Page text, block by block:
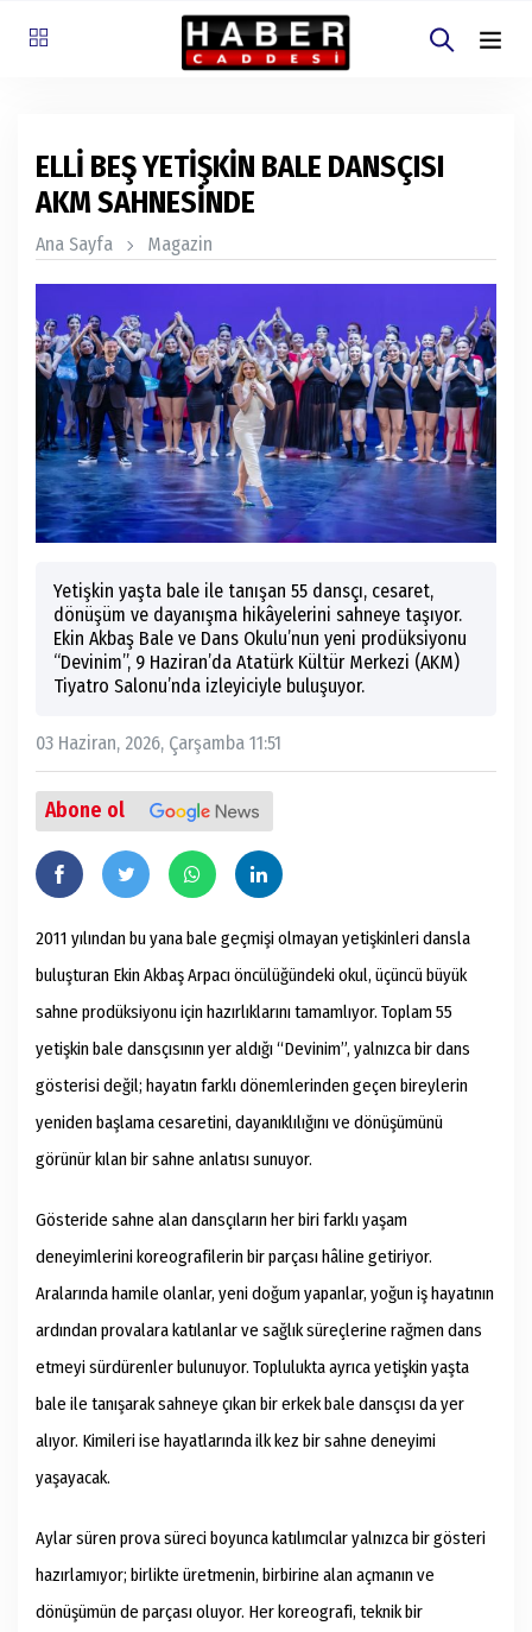
ELLİ BEŞ YETİŞKİN BALE DANSÇISI
AKM SAHNESİNDE
Ana Sayfa Magazin
Yetişkin yaşta bale ile tanışan 55 dansçı, cesaret,
dönüşüm ve dayanışma hikâyelerini sahneye taşıyor.
Ekin Akbaş Bale ve Dans Okulu’nun yeni prodüksiyonu
“Devinim”, 9 Haziran’da Atatürk Kültür Merkezi (AKM)
Tiyatro Salonu’nda izleyiciyle buluşuyor.
03 Haziran, 2026, Çarşamba 11:51
Abone ol
2011 yılından bu yana bale geçmişi olmayan yetişkinleri dansla
buluşturan Ekin Akbaş Arpacı öncülüğündeki okul, üçüncü büyük
sahne prodüksiyonu için hazırlıklarını tamamlıyor. Toplam 55
yetişkin bale dansçısının yer aldığı “Devinim”, yalnızca bir dans
gösterisi değil; hayatın farklı dönemlerinden geçen bireylerin
yeniden başlama cesaretini, dayanıklılığını ve dönüşümünü
görünür kılan bir sahne anlatısı sunuyor.
Gösteride sahne alan dansçıların her biri farklı yaşam
deneyimlerini koreografilerin bir parçası hâline getiriyor.
Aralarında hamile olanlar, yeni doğum yapanlar, yoğun iş hayatının
ardından provalara katılanlar ve sağlık süreçlerine rağmen dans
etmeyi sürdürenler bulunuyor. Toplulukta ayrıca yetişkin yaşta
bale ile tanışarak sahneye çıkan bir erkek bale dansçısı da yer
alıyor. Kimileri ise hayatlarında ilk kez bir sahne deneyimi
yaşayacak.
Aylar süren prova süreci boyunca katılımcılar yalnızca bir gösteri
hazırlamıyor; birlikte üretmenin, birbirine alan açmanın ve
dönüşümün de parçası oluyor. Her koreografi, teknik bir